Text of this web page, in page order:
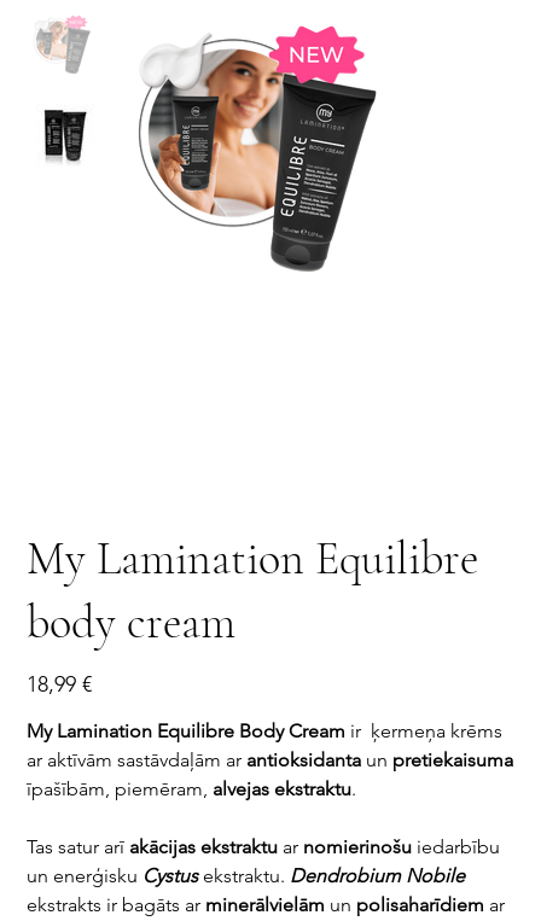
My Lamination Equilibre
body cream
Cena
18,99 €
My Lamination Equilibre Body Cream ir ķermeņa krēms
ar aktīvām sastāvdaļām ar antioksidanta un pretiekaisuma
īpašībām, piemēram, alvejas ekstraktu.
Tas satur arī akācijas ekstraktu ar nomierinošu iedarbību
un enerģisku Cystusekstraktu. Dendrobium Nobile
ekstrakts ir bagāts ar minerālvielām un polisaharīdiem ar